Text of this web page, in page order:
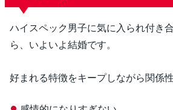
ハイスペック男子に気に入られ付き
ら、いよいよ結婚です。
好まれる特徴をキープしながら関係